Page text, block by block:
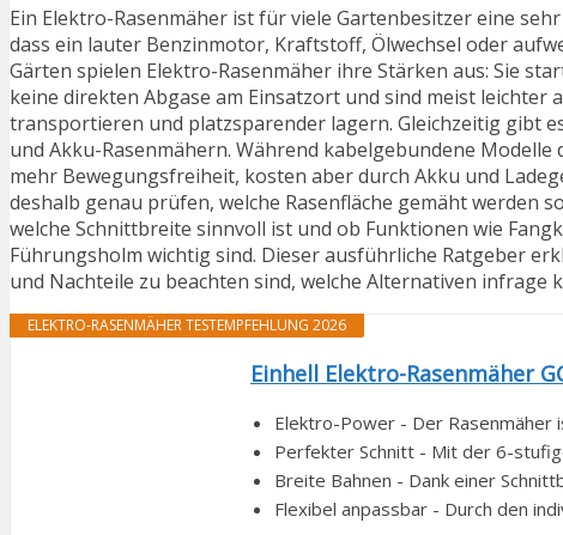
Ein Elektro-Rasenmäher ist für viele Gartenbesitzer eine
dass ein lauter Benzinmotor, Kraftstoff, Ölwechsel oder
Gärten spielen Elektro-Rasenmäher ihre Stärken aus: Sie
keine direkten Abgase am Einsatzort und sind meist leichter
transportieren und platzsparender lagern. Gleichzeitig gibt
und Akku-Rasenmähern. Während kabelgebundene
mehr Bewegungsfreiheit, kosten aber durch Akku und
deshalb genau prüfen, welche Rasenfläche gemäht werden
welche Schnittbreite sinnvoll ist und ob Funktionen wie
Führungsholm wichtig sind. Dieser ausführliche Ratgeber
und Nachteile zu beachten sind, welche Alternativen
ELEKTRO-RASENMÄHER TESTEMPFEHLUNG 2026
Einhell Elektro-Rasenmäher
Elektro-Power - Der Rasenmäher
Perfekter Schnitt - Mit der 6-
Breite Bahnen - Dank einer
Flexibel anpassbar - Durch den